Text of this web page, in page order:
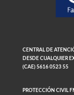
CENTRAL DE
DESDE CUALQUIER
(CAE) 5616 0523 55
PROTECCIÓN CIVIL